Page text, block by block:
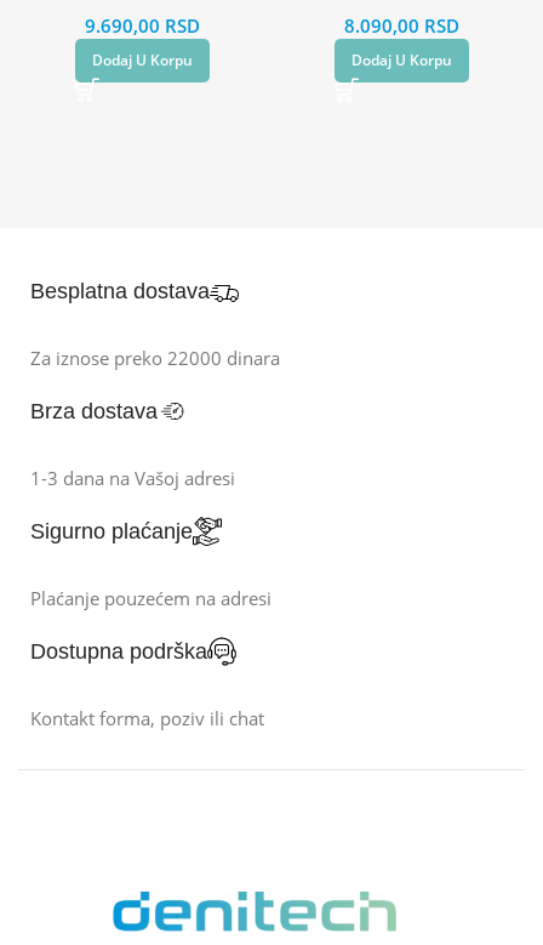
9.690,00 RSD
Dodaj U Korpu
8.090,00 RSD
Dodaj U Korpu
Besplatna dostava
Za iznose preko 22000 dinara
Brza dostava
1-3 dana na Vašoj adresi
Sigurno plaćanje
Plaćanje pouzećem na adresi
Dostupna podrška
Kontakt forma, poziv ili chat